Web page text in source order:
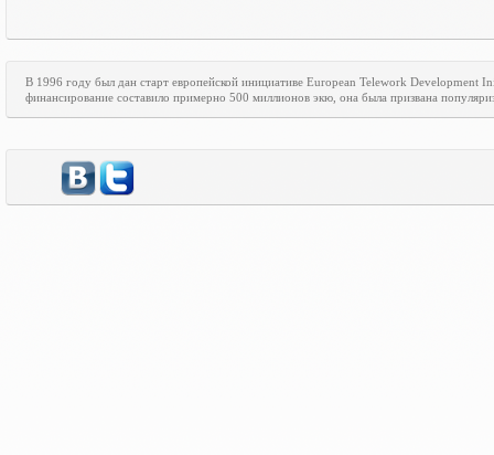
В 1996 году был дан старт европейской инициативе European Telework Development
финансирование составило примерно 500 миллионов экю, она была призвана